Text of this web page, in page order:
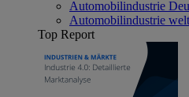
Automobilindustrie
Automobilindustrie
Top Report